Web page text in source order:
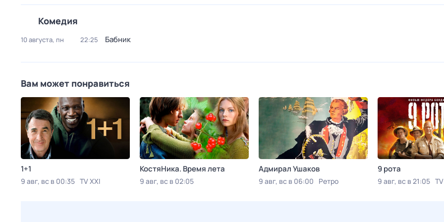
Комедия
10 августа, пн 22:25 Бабник
Вам может понравиться
1+1
9 авг, вс в 00:35 TV XXI
КостяНика. Время лета
9 авг, вс в 02:05
Адмирал Ушаков
9 авг, вс в 06:00 Ретро
9 рота
9 авг, вс в 21:05